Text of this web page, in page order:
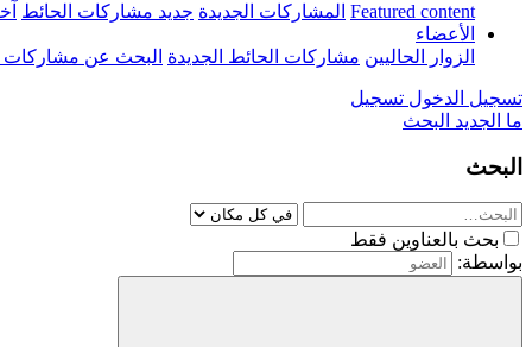
Featured content المشاركات الجديدة جديد مشاركات الحائط
الأعضاء
الزوار الحاليين مشاركات الحائط الجديدة البحث عن
تسجيل الدخول تسجيل
ما الجديد البحث
البحث
بحث بالعناوين فقط
بواسطة: